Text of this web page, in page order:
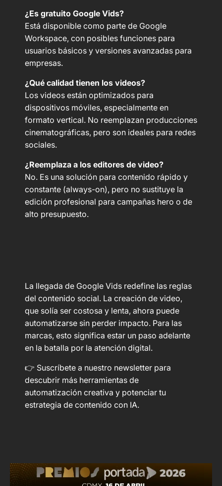
¿Es gratuito Google Vids?
Está disponible como parte de Google
Workspace, con posibles funciones para
usuarios básicos y versiones avanzadas para
empresas.
¿Qué calidad tienen los videos?
Los videos están optimizados para
dispositivos móviles, especialmente en
formato vertical. No reemplazan producciones
cinematográficas, pero son ideales para redes
sociales.
¿Reemplaza a los editores de video?
No. Es una solución para contenido rápido y
constante (always-on), pero no sustituye la
edición profesional para campañas hero o de
alto presupuesto.
La llegada de Google Vids redefine las reglas
del contenido social. La creación de video,
que solía ser costosa y lenta, ahora puede
automatizarse sin perder impacto. Para las
marcas, esto significa estar un paso adelante
en la batalla por la atención digital.
👉 Suscríbete a nuestro newsletter para
descubrir más herramientas de
automatización creativa y potenciar tu
estrategia de contenido con IA.